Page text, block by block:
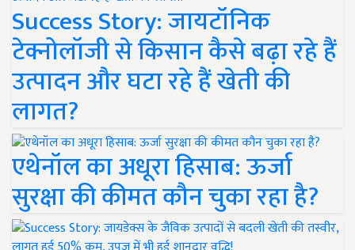
Success Story: जायटॉनिक
टेक्नोलॉजी से किसान कैसे बढ़ा रहे हैं
उत्पादन और घटा रहे हैं खेती की
लागत?
एथेनॉल का अधूरा हिसाब: ऊर्जा
सुरक्षा की कीमत कौन चुका रहा है?